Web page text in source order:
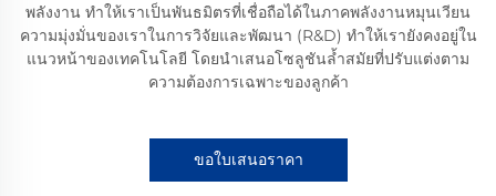
พลังงาน ทำให้เราเป็นพันธมิตรที่เชื่อถือได้ในภาคพลังงานหมุนเวียน
ความมุ่งมั่นของเราในการวิจัยและพัฒนา (R&D) ทำให้เรายังคงอยู่ใน
แนวหน้าของเทคโนโลยี โดยนำเสนอโซลูชันล้ำสมัยที่ปรับแต่งตาม
ความต้องการเฉพาะของลูกค้า
ขอใบเสนอราคา